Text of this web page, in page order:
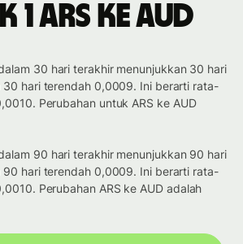
ARS ke AUD
30 hari terakhir menunjukkan 30 hari
hari terendah 0,0009. Ini berarti rata-
Perubahan untuk ARS ke AUD
90 hari terakhir menunjukkan 90 hari
hari terendah 0,0009. Ini berarti rata-
Perubahan ARS ke AUD adalah